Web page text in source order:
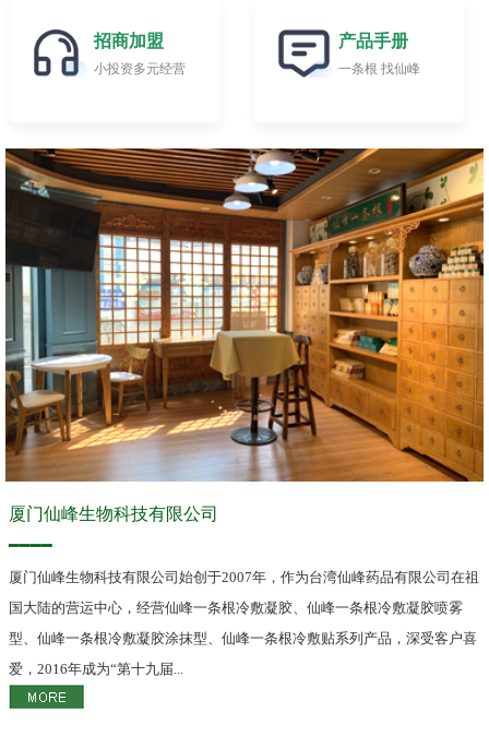
招商加盟
小投资多元经营
产品手册
一条根 找仙峰
厦门仙峰生物科技有限公司
━━━━
厦门仙峰生物科技有限公司始创于2007年，作为台湾仙峰药品有限公司在祖
国大陆的营运中心，经营仙峰一条根冷敷凝胶、仙峰一条根冷敷凝胶喷雾
型、仙峰一条根冷敷凝胶涂抹型、仙峰一条根冷敷贴系列产品，深受客户喜
爱，2016年成为“第十九届...